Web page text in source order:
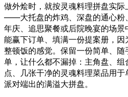
做外烩时，就按灵魂料理拼盘实
——大托盘的炸鸡、深盘的通心
年庆、追思聚餐或后院晚宴的场
能赢下订单、填满一份提案册，
整顿饭的感觉。保留一份简单、
单，让什么都不漏掉：主角盘、
点、几张干净的灵魂料理菜品用
派对端出的满溢大拼盘。